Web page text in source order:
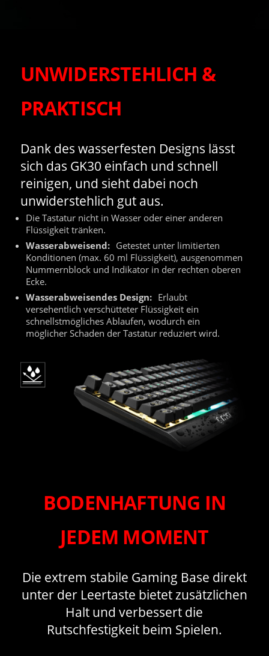
UNWIDERSTEHLICH &
PRAKTISCH
Dank des wasserfesten Designs lässt
sich das GK30 einfach und schnell
reinigen, und sieht dabei noch
unwiderstehlich gut aus.
Die Tastatur nicht in Wasser oder einer anderen
Flüssigkeit tränken.
Wasserabweisend: Getestet unter limitierten
Konditionen (max. 60 ml Flüssigkeit), ausgenommen
Nummernblock und Indikator in der rechten oberen
Ecke.
Wasserabweisendes Design: Erlaubt
versehentlich verschütteter Flüssigkeit ein
schnellstmögliches Ablaufen, wodurch ein
möglicher Schaden der Tastatur reduziert wird.
BODENHAFTUNG IN
JEDEM MOMENT
Die extrem stabile Gaming Base direkt
unter der Leertaste bietet zusätzlichen
Halt und verbessert die
Rutschfestigkeit beim Spielen.